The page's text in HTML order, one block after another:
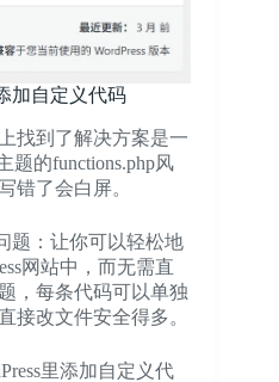
加自定义代码
找到了解决方案是一
题的functions.php风
了会白屏。
题：让你可以轻松地
网站中，而无需直
，每条代码可以单独
接改文件安全得多。
里添加自定义代